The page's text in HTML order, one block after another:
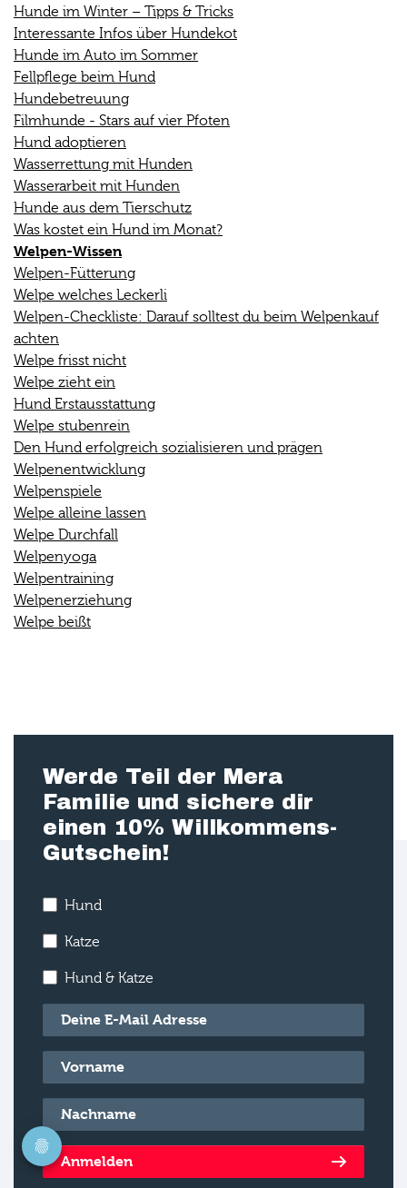
Hunde im Winter – Tipps & Tricks
Interessante Infos über Hundekot
Hunde im Auto im Sommer
Fellpflege beim Hund
Hundebetreuung
Filmhunde - Stars auf vier Pfoten
Hund adoptieren
Wasserrettung mit Hunden
Wasserarbeit mit Hunden
Hunde aus dem Tierschutz
Was kostet ein Hund im Monat?
Welpen-Wissen
Welpen-Fütterung
Welpe welches Leckerli
Welpen-Checkliste: Darauf solltest du beim Welpenkauf
achten
Welpe frisst nicht
Welpe zieht ein
Hund Erstausstattung
Welpe stubenrein
Den Hund erfolgreich sozialisieren und prägen
Welpenentwicklung
Welpenspiele
Welpe alleine lassen
Welpe Durchfall
Welpenyoga
Welpentraining
Welpenerziehung
Welpe beißt
Werde Teil der Mera
Familie und sichere dir
einen 10% Willkommens-
Gutschein!
Hund
Katze
Hund & Katze
E-Mail*
Vorname*
Nachname*
Anmelden